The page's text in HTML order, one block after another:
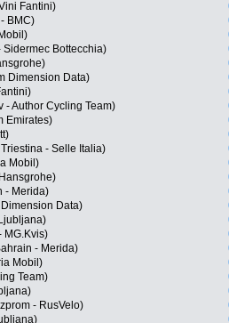
Fantini)
BMC)
Sidermec Bottecchia)
Dimension Data)
- Author Cycling Team)
Emirates)
- Selle Italia)
Mobil)
- Merida)
Data)
MG.Kvis)
- Merida)
Mobil)
Team)
- RusVelo)